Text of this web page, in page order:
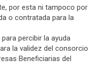
por esta ni tampoco por
o contratada para la
percibir la ayuda
la validez del consorcio
Beneficiarias del